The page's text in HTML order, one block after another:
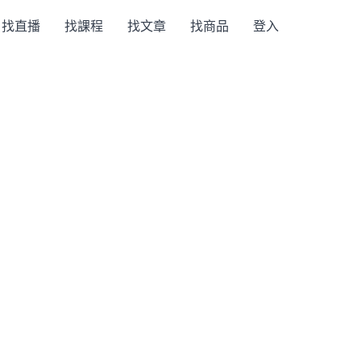
找直播 找課程 找文章 找商品 登入